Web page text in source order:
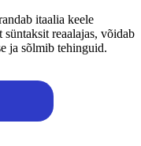
itaalia keele
süntaksit reaalajas, võidab
ja sõlmib tehinguid.